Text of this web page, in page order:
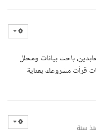
باحث بيانات ومحلل
قرأت مشروعك بعناية
سنة